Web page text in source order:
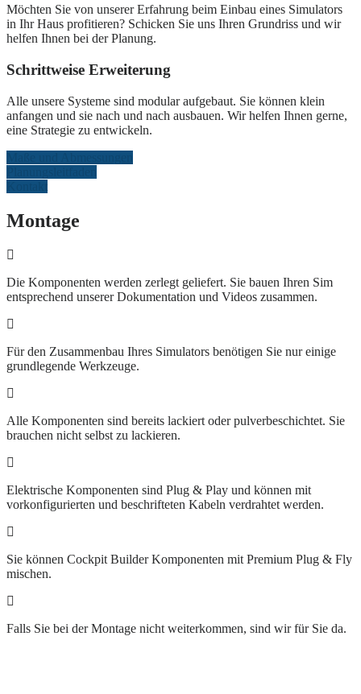
Möchten Sie von unserer Erfahrung beim Einbau eines Simulators
in Ihr Haus profitieren? Schicken Sie uns Ihren Grundriss und wir
helfen Ihnen bei der Planung.
Schrittweise Erweiterung
Alle unsere Systeme sind modular aufgebaut. Sie können klein
anfangen und sie nach und nach ausbauen. Wir helfen Ihnen gerne,
eine Strategie zu entwickeln.
Montage
Die Komponenten werden zerlegt geliefert. Sie bauen Ihren Sim
entsprechend unserer Dokumentation und Videos zusammen.
Für den Zusammenbau Ihres Simulators benötigen Sie nur einige
grundlegende Werkzeuge.
Alle Komponenten sind bereits lackiert oder pulverbeschichtet. Sie
brauchen nicht selbst zu lackieren.
Elektrische Komponenten sind Plug & Play und können mit
vorkonfigurierten und beschrifteten Kabeln verdrahtet werden.
Sie können Cockpit Builder Komponenten mit Premium Plug & Fly
mischen.
Falls Sie bei der Montage nicht weiterkommen, sind wir für Sie da.